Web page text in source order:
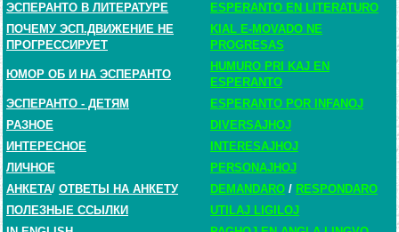
ЭСПЕРАНТО В ЛИТЕРАТУРЕ
ESPERANTO EN LITERATURO
ПОЧЕМУ ЭСП.ДВИЖЕНИЕ НЕ
ПРОГРЕССИРУЕТ
KIAL E-MOVADO NE
PROGRESAS
ЮМОР ОБ И НА ЭСПЕРАНТО
HUMURO PRI KAJ EN
ESPERANTO
ЭСПЕРАНТО - ДЕТЯМ
ESPERANTO POR INFANOJ
РАЗНОЕ
DIVERSAJHOJ
ИНТЕРЕСНОЕ
INTERESAJHOJ
ЛИЧНОЕ
PERSONAJHOJ
АНКЕТА/ ОТВЕТЫ НА АНКЕТУ DEMANDARO / RESPONDARO
ПОЛЕЗНЫЕ ССЫЛКИ
UTILAJ LIGILOJ